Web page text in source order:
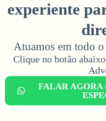
experiente
Atuamos em todo
Clique no botão
FALAR AGORA